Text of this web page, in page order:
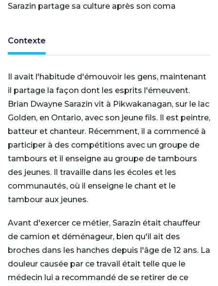
Sarazin partage sa culture après son coma
Contexte
Il avait l'habitude d'émouvoir les gens, maintenant
il partage la façon dont les esprits l'émeuvent.
Brian Dwayne Sarazin vit à Pikwakanagan, sur le lac
Golden, en Ontario, avec son jeune fils. Il est peintre,
batteur et chanteur. Récemment, il a commencé à
participer à des compétitions avec un groupe de
tambours et il enseigne au groupe de tambours
des jeunes. Il travaille dans les écoles et les
communautés, où il enseigne le chant et le
tambour aux jeunes.
Avant d'exercer ce métier, Sarazin était chauffeur
de camion et déménageur, bien qu'il ait des
broches dans les hanches depuis l'âge de 12 ans. La
douleur causée par ce travail était telle que le
médecin lui a recommandé de se retirer de ce